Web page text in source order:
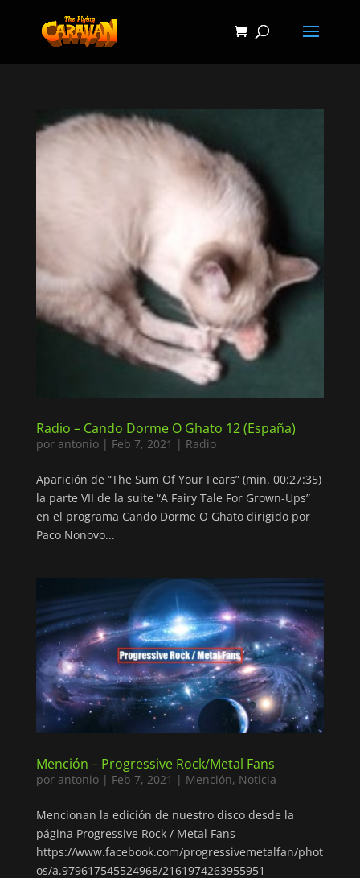
Radio – Cando Dorme O Ghato 12 (España)
por antonio| Feb 7, 2021 | Radio
Aparición de “The Sum Of Your Fears” (min. 00:27:35)
la parte VII de la suite “A Fairy Tale For Grown-Ups”
en el programa Cando Dorme O Ghato dirigido por
Paco Nonovo...
Mención – Progressive Rock/Metal Fans
por antonio| Feb 7, 2021 | Mención, Noticia
Mencionan la edición de nuestro disco desde la
página Progressive Rock / Metal Fans
https://www.facebook.com/progressivemetalfan/phot
os/a.979617545524968/2161974263955951